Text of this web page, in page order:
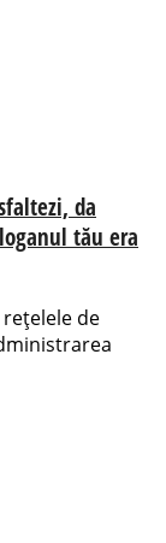
da
tău era
de